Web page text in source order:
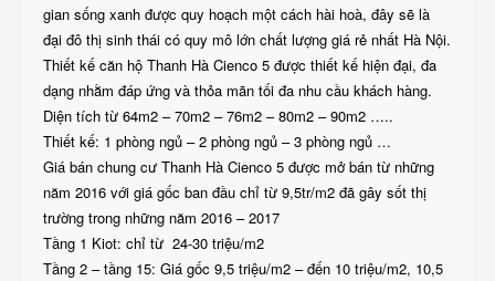
gian sống xanh được quy hoạch một cách hài hoà, đây sẽ là
đại đô thị sinh thái có quy mô lớn chất lượng giá rẻ nhất Hà Nội.
Thiết kế căn hộ Thanh Hà Cienco 5 được thiết kế hiện đại, đa
dạng nhằm đáp ứng và thỏa mãn tối đa nhu cầu khách hàng.
Diện tích từ 64m2 – 70m2 – 76m2 – 80m2 – 90m2 …..
Thiết kế: 1 phòng ngủ – 2 phòng ngủ – 3 phòng ngủ …
Giá bán chung cư Thanh Hà Cienco 5 được mở bán từ những
năm 2016 với giá gốc ban đầu chỉ từ 9,5tr/m2 đã gây sốt thị
trường trong những năm 2016 – 2017
Tầng 1 Kiot: chỉ từ 24-30 triệu/m2
Tầng 2 – tầng 15: Giá gốc 9,5 triệu/m2 – đến 10 triệu/m2, 10,5